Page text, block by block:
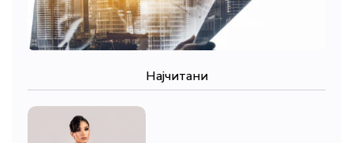
Најчитани